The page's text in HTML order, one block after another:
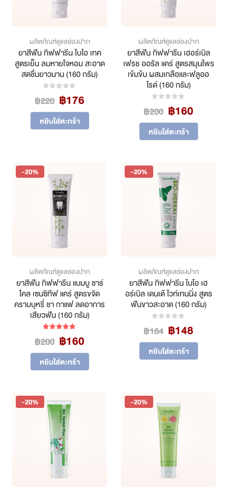
ผลิตภัณฑ์ดูแลช่องปาก
ยาสีฟัน กิฟฟารีน ไบโอ เทค
สูตรเย็น ลมหายใจหอม สะอาด
สดชื่นยาวนาน (160 กรัม)
฿220 Original
price
was:
฿220.
฿176Current
price
฿176.
หยิบใส่ตะกร้า
ผลิตภัณฑ์ดูแลช่องปาก
ยาสีฟัน กิฟฟารีน เฮอร์เบิล
เฟรช ออรัล แคร์ สูตรสมุนไพร
เข้มข้น ผสมเกลือและฟลูออ
ไรด์ (160 กรัม)
฿200 Original
price
was:
฿200.
฿160
price
฿160.
หยิบใส่ตะกร้า
-20%
ผลิตภัณฑ์ดูแลช่องปาก
ยาสีฟัน กิฟฟารีน แบมบู ชาร์
โคล เซนซิทีฟ แคร์ สูตรขจัด
คราบบุหรี่ ชา กาแฟ ลดอาการ
เสียวฟัน (160 กรัม)
฿200 Original
price
was:
฿200.
฿160Current
price
฿160.
หยิบใส่ตะกร้า
-20%
ผลิตภัณฑ์ดูแลช่องปาก
ยาสีฟัน กิฟฟารีน ไบโอ เฮ
อร์เบิล เดนเต้ ไวท์เทนนิ่ง สูตร
ฟันขาวสะอาด (160 กรัม)
฿184 Original
price
was:
฿184.
฿148
price
฿148.
หยิบใส่ตะกร้า
-20% -20%